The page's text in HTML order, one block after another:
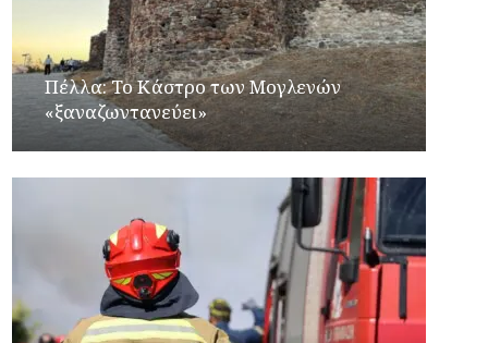
Πέλλα: Το Κάστρο των Μογλενών
«ξαναζωντανεύει»